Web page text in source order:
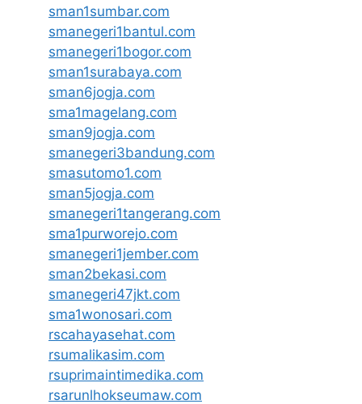
sman1sumbar.com
smanegeri1bantul.com
smanegeri1bogor.com
sman1surabaya.com
sman6jogja.com
sma1magelang.com
sman9jogja.com
smanegeri3bandung.com
smasutomo1.com
sman5jogja.com
smanegeri1tangerang.com
sma1purworejo.com
smanegeri1jember.com
sman2bekasi.com
smanegeri47jkt.com
sma1wonosari.com
rscahayasehat.com
rsumalikasim.com
rsuprimaintimedika.com
rsarunlhokseumaw.com